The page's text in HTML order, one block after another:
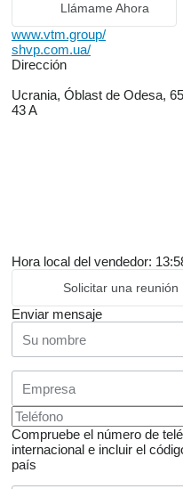
Llámame Ahora
www.vtm.group/
shvp.com.ua/
Dirección
Ucrania, Óblast de Odesa,
43 A
Hora local del vendedor:
Solicitar una reunión
Enviar mensaje
Compruebe el número de
internacional e incluir el
país